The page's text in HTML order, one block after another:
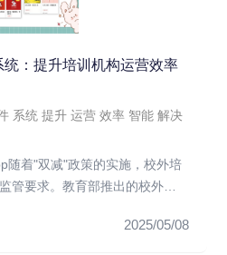
：提升培训机构运营效率
系统 提升 运营 效率 智能 解决
随着"双减"政策的实施，校外培
管要求。教育部推出的校外培
2025/05/08